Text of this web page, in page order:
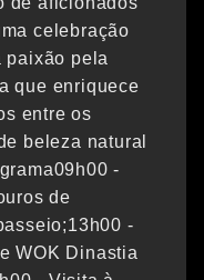
celebração
paixão pela
que enriquece
entre os
beleza natural
-
de
-
WOK Dinastia